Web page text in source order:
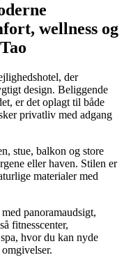
wellness og
der
design. Beliggende
er det oplagt til både
privatliv med adgang
stue, balkon og store
eller haven. Stilen er
materialer med
panoramaudsigt,
fitnesscenter,
hvor du kan nyde